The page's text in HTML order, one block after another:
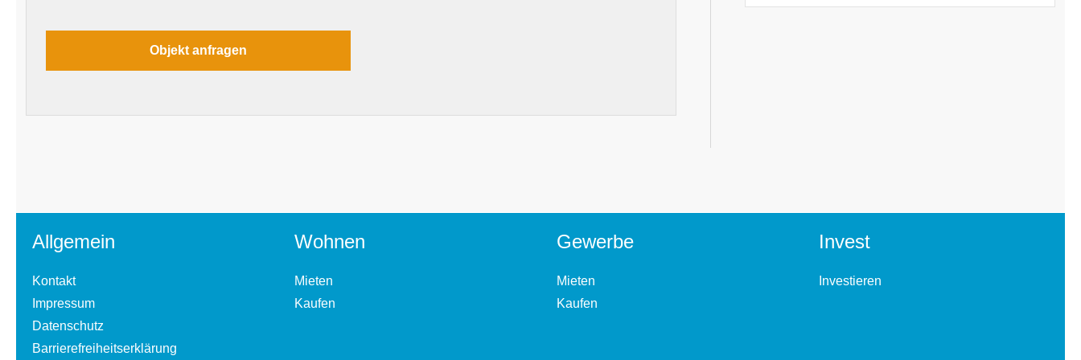
Allgemein
Kontakt
Impressum
Datenschutz
Barrierefreiheitserklärung
Wohnen
Mieten
Kaufen
Gewerbe
Mieten
Kaufen
Invest
Investieren